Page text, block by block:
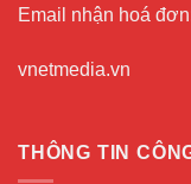
Email nhận hoá
vnetmedia.vn
THÔNG TIN